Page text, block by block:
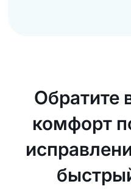
Обратите
комфорт